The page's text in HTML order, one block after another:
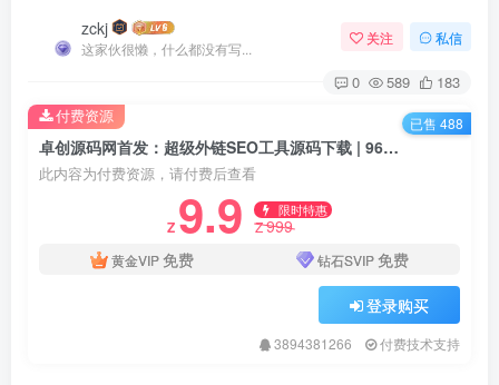
zckj
这家伙很懒，什么都没有写...
关注 私信
0 589 183
卓创源码网首发：超级外链SEO工具源码下载 | 9600+外链库助力新站快速收录（PHP版）​
此内容为付费资源，请付费后查看
Z 9.9 限时特惠
Z999
黄金VIP免费 钻石SVIP免费
登录购买
3894381266 付费技术支持
付费资源 已售 488